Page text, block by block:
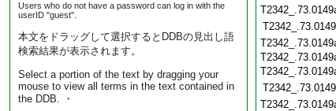
Users who do not have a password can log in with the
userID "guest".
本文をドラッグして選択するとDDBの見出し語
検索結果が表示されます。
Select a portion of the text by dragging your
mouse to view all terms in the text contained in
the DDB. ・